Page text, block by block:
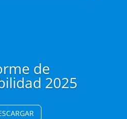
de
2025